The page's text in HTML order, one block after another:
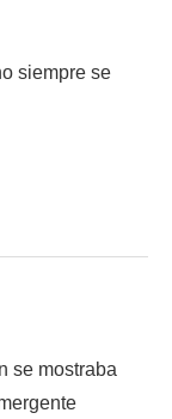
siempre se
se mostraba